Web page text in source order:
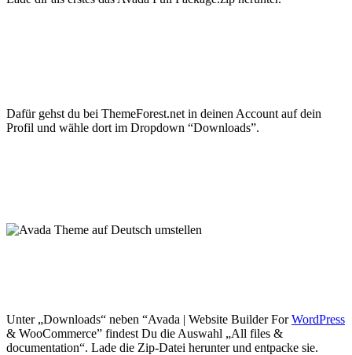
Dafür gehst du bei ThemeForest.net in deinen Account auf dein
Profil und wähle dort im Dropdown “Downloads”.
Unter „Downloads“ neben “Avada | Website Builder ForWordPress
& WooCommerce” findest Du die Auswahl „All files &
documentation“. Lade die Zip-Datei herunter und entpacke sie.